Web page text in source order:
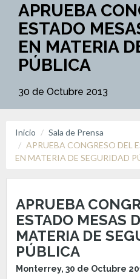
APRUEBA
ESTADO
EN MATERIA
PÚBLICA
30 de Octubre 2013
Inicio
Sala de Prensa
APRUEBA CONGRESO DEL
EN MATERIA DE SEGURIDAD
APRUEBA
ESTADO MESAS
MATERIA DE
PÚBLICA
Monterrey, 30 de Octubre